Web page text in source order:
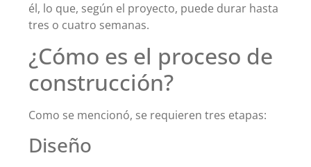
él, lo que, según el proyecto, puede durar hasta
tres o cuatro semanas.
¿Cómo es el proceso de
construcción?
Como se mencionó, se requieren tres etapas:
Diseño